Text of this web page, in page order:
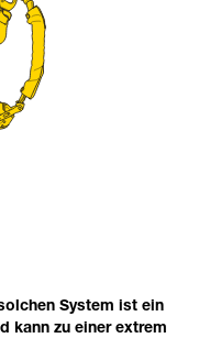
System ist ein
kann zu einer extrem